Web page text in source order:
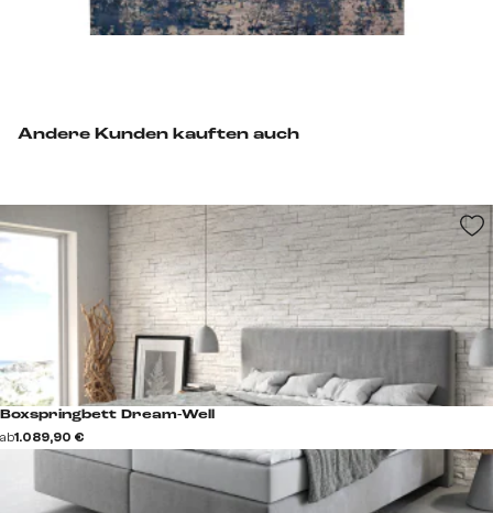
Andere Kunden kauften auch
Boxspringbett Dream-Well
ab1.089,90 €